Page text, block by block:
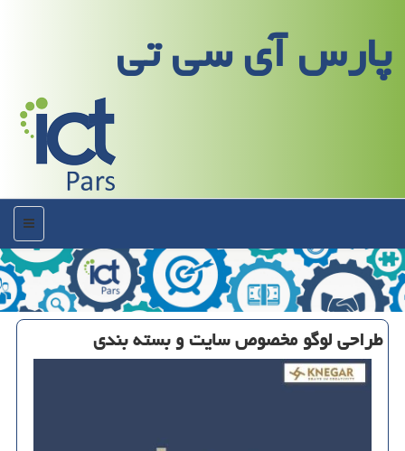
پارس آی سی تی
منو
طراحی لوگو مخصوص سایت و بسته بندی